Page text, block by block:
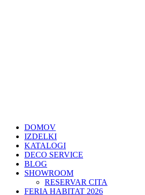
DOMOV
IZDELKI
KATALOGI
DECO SERVICE
BLOG
SHOWROOM
RESERVAR CITA
FERIA HABITAT 2026